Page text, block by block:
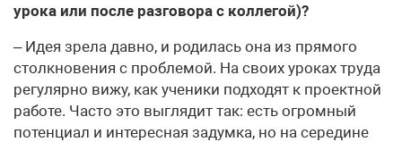
урока или после разговора с коллегой)?
– Идея зрела давно, и родилась она из прямого
столкновения с проблемой. На своих уроках труда
регулярно вижу, как ученики подходят к проектной
работе. Часто это выглядит так: есть огромный
потенциал и интересная задумка, но на середине